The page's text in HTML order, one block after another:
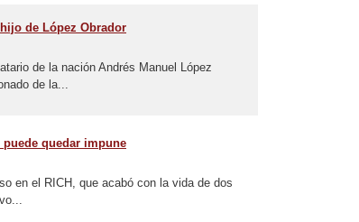
de López Obrador
de la nación Andrés Manuel López
de la...
quedar impune
en el RICH, que acabó con la vida de dos